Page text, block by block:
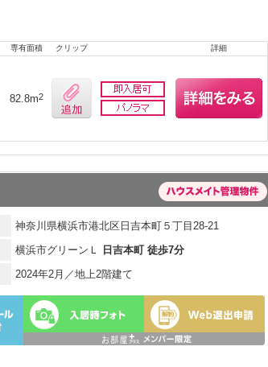
専有面積 クリップ 詳細
82.8m2
神奈川県横浜市港北区日吉本町５丁目28-21
横浜市グリーンＬ
日吉本町 徒歩7分
2024年2月／地上2階建て